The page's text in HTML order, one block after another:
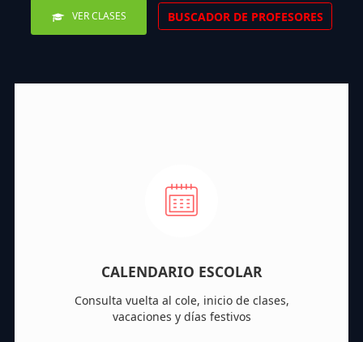
VER CLASES BUSCADOR DE PROFESORES
CALENDARIO ESCOLAR
Consulta vuelta al cole, inicio de clases,
vacaciones y días festivos